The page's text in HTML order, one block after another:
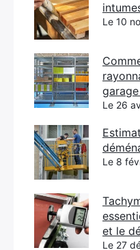
Le 10
Le 26
Le 8
et le
Le 27